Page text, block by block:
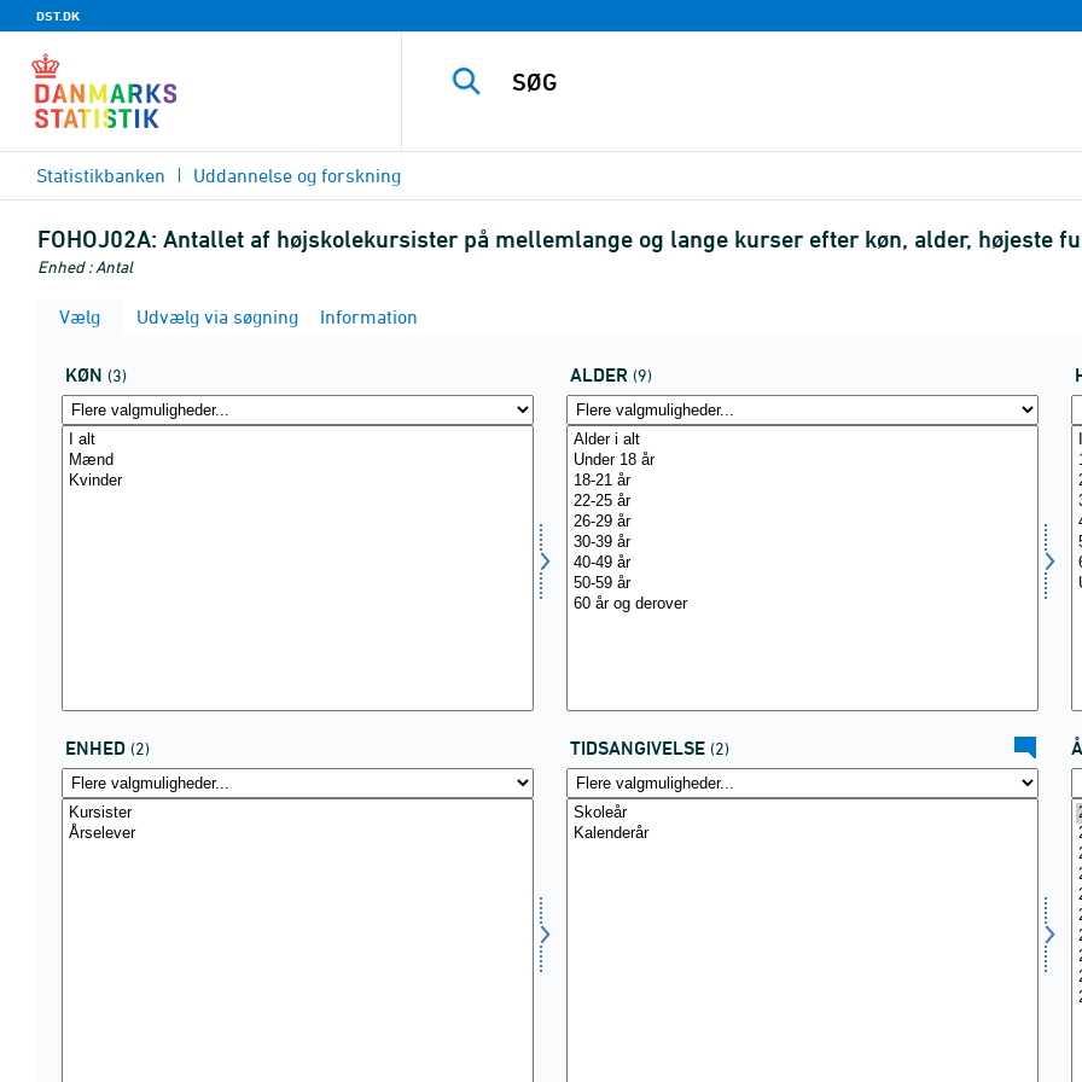
DST.DK
Statistikbanken Uddannelse og forskning
FOHOJ02A: Antallet af højskolekursister på mellemlange og lange kurser efter køn, alder, højeste
Enhed : Antal
Vælg Udvælg via søgning Information
KØN (3) ALDER (9)
ENHED (2) TIDSANGIVELSE (2)